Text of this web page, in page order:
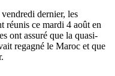
dernier, les
réunis ce mardi 4 août en
ont assuré que la quasi-
regagné le Maroc et que